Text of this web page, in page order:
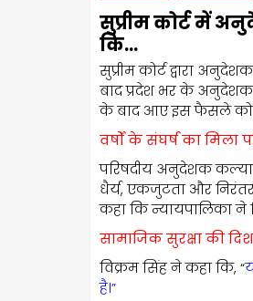
सुप्रीम कोर्ट में
कि…
सुप्रीम कोर्ट द्वारा
बाद प्रदेश भर के अनुदेशक
के बाद आए इस फैसले को
वर्षों के संघर्ष का मिला
परिषदीय अनुदेशक
धैर्य, एकजुटता और
कहा कि न्यायपालिका ने
सामाजिक सुरक्षा की
विक्रम सिंह ने कहा कि, “
है।”